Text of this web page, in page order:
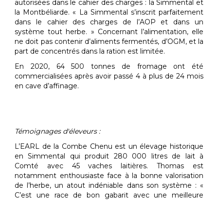
autorisées dans le cahier des charges : la Simmental et
la Montbéliarde. « La Simmental s’inscrit parfaitement
dans le cahier des charges de l’AOP et dans un
système tout herbe. » Concernant l’alimentation, elle
ne doit pas contenir d’aliments fermentés, d’OGM, et la
part de concentrés dans la ration est limitée.
En 2020, 64 500 tonnes de fromage ont été
commercialisées après avoir passé 4 à plus de 24 mois
en cave d’affinage.
Témoignages d'éleveurs :
L’EARL de la Combe Chenu est un élevage historique
en Simmental qui produit 280 000 litres de lait à
Comté avec 45 vaches laitières. Thomas est
notamment enthousiaste face à la bonne valorisation
de l’herbe, un atout indéniable dans son système : «
C’est une race de bon gabarit avec une meilleure